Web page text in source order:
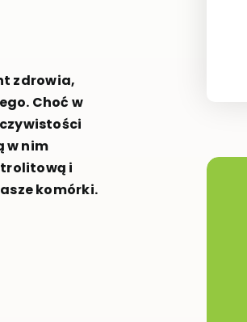
zdrowia,
Choć w
w nim
i
komórki.